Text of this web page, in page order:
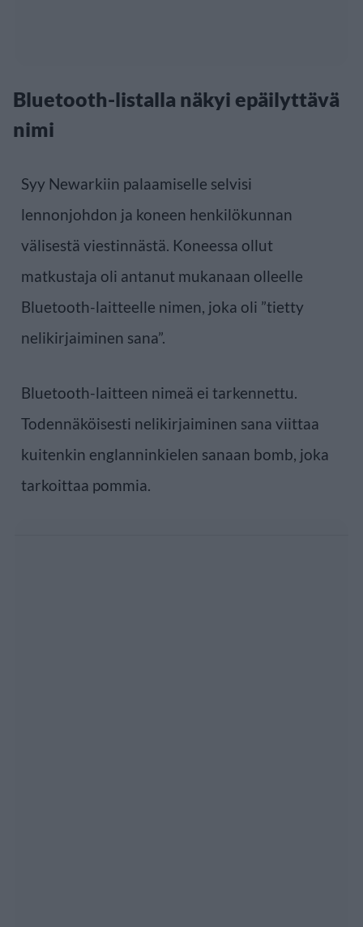
Bluetooth-listalla näkyi epäilyttävä
nimi
Syy Newarkiin palaamiselle selvisi
lennonjohdon ja koneen henkilökunnan
välisestä viestinnästä. Koneessa ollut
matkustaja oli antanut mukanaan olleelle
Bluetooth-laitteelle nimen, joka oli ”tietty
nelikirjaiminen sana”.
Bluetooth-laitteen nimeä ei tarkennettu.
Todennäköisesti nelikirjaiminen sana viittaa
kuitenkin englanninkielen sanaan bomb, joka
tarkoittaa pommia.